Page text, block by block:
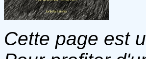
Cette page est